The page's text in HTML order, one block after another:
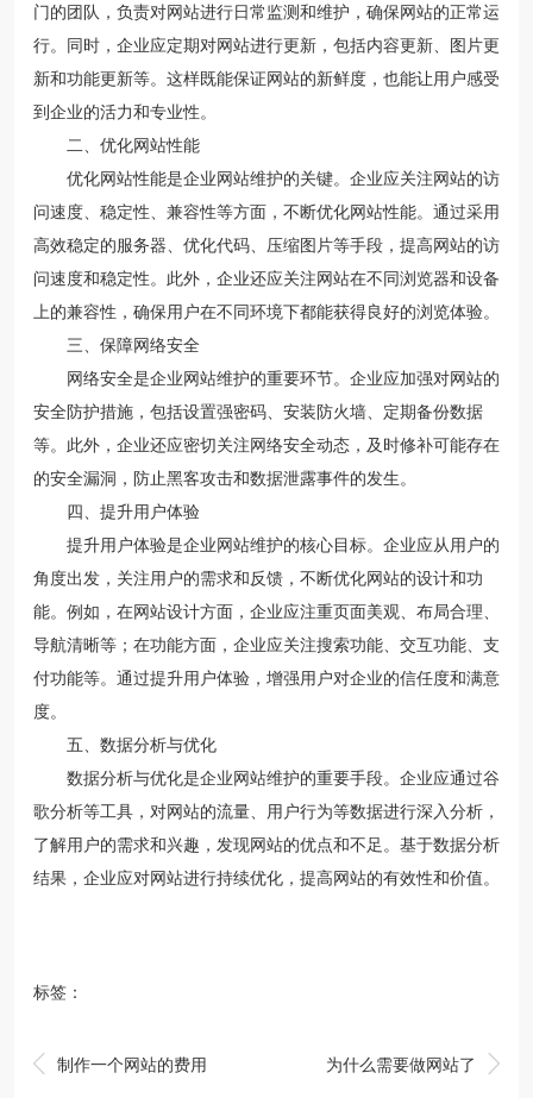
门的团队，负责对网站进行日常监测和维护，确保网站的正常运
行。同时，企业应定期对网站进行更新，包括内容更新、图片更
新和功能更新等。这样既能保证网站的新鲜度，也能让用户感受
到企业的活力和专业性。
二、优化网站性能
优化网站性能是企业网站维护的关键。企业应关注网站的访
问速度、稳定性、兼容性等方面，不断优化网站性能。通过采用
高效稳定的服务器、优化代码、压缩图片等手段，提高网站的访
问速度和稳定性。此外，企业还应关注网站在不同浏览器和设备
上的兼容性，确保用户在不同环境下都能获得良好的浏览体验。
三、保障网络安全
网络安全是企业网站维护的重要环节。企业应加强对网站的
安全防护措施，包括设置强密码、安装防火墙、定期备份数据
等。此外，企业还应密切关注网络安全动态，及时修补可能存在
的安全漏洞，防止黑客攻击和数据泄露事件的发生。
四、提升用户体验
提升用户体验是企业网站维护的核心目标。企业应从用户的
角度出发，关注用户的需求和反馈，不断优化网站的设计和功
能。例如，在网站设计方面，企业应注重页面美观、布局合理、
导航清晰等；在功能方面，企业应关注搜索功能、交互功能、支
付功能等。通过提升用户体验，增强用户对企业的信任度和满意
度。
五、数据分析与优化
数据分析与优化是企业网站维护的重要手段。企业应通过谷
歌分析等工具，对网站的流量、用户行为等数据进行深入分析，
了解用户的需求和兴趣，发现网站的优点和不足。基于数据分析
结果，企业应对网站进行持续优化，提高网站的有效性和价值。
标签：
 制作一个网站的费用 
为什么需要做网站了